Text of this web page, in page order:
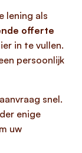
lening als
offerte
in te vullen.
persoonlijk
snel.
enige
uw